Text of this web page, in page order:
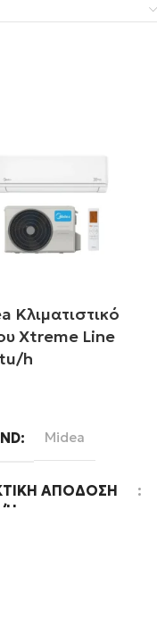
Κλιματιστικό
Xtreme Line
h
Midea
ΑΠΌΔΟΣΗ
H
ΚΛΆΣΗ